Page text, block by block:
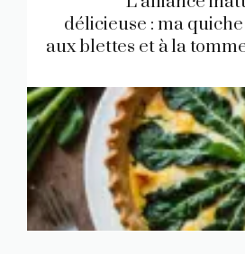
délicieuse : ma
aux blettes et à la